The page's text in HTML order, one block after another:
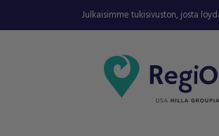
Julkaisimme tukisivuston, josta